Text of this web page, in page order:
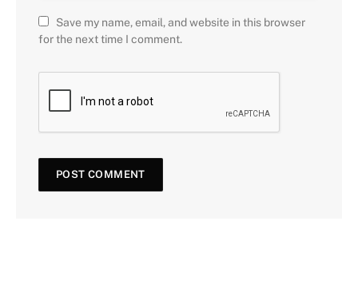
Save my name, email, and website in this browser
for the next time I comment.